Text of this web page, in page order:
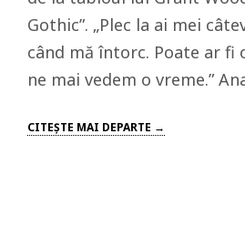
Gothic”. „Plec la ai mei
când mă întorc. Poate ar fi
ne mai vedem o vreme.”
CITEŞTE MAI DEPARTE →